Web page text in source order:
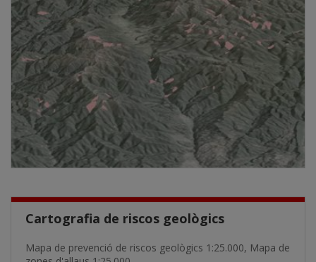
Cartografia de riscos geològics
Mapa de prevenció de riscos geològics 1:25.000, Mapa de